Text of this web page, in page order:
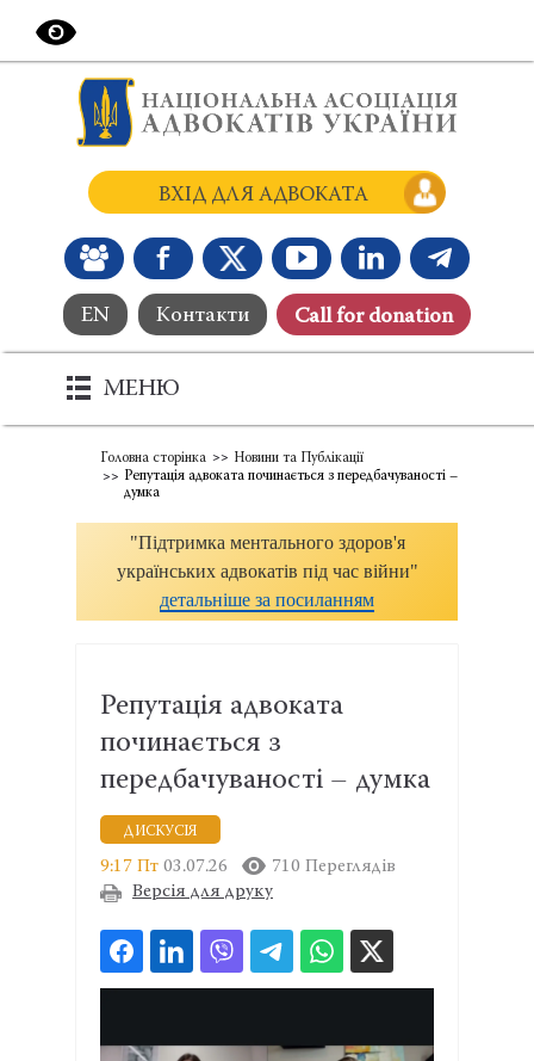
EN Контакти Сall for donation
ВХІД ДЛЯ АДВОКАТА
МЕНЮ
Головна сторінка
Новини та Публікації
Репутація адвоката починається з передбачуваності –
думка
"Підтримка ментального здоров'я
українських адвокатів під час війни"
детальніше за посиланням
Репутація адвоката
починається з
передбачуваності – думка
ДИСКУСІЯ
9:17 Пт 03.07.26
710 Переглядів
Версія для друку